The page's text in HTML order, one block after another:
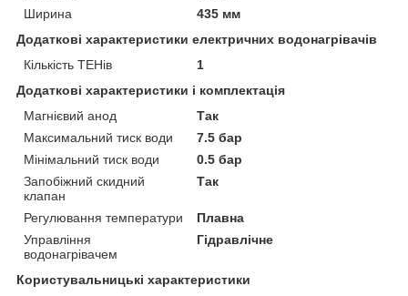
Ширина
435 мм
Додаткові характеристики електричних водонагрівачів
Кількість ТЕНів
1
Додаткові характеристики і комплектація
Магнієвий анод
Так
Максимальний тиск води
7.5 бар
Мінімальний тиск води
0.5 бар
Запобіжний скидний
клапан
Так
Регулювання температури
Плавна
Управління
водонагрівачем
Гідравлічне
Користувальницькі характеристики